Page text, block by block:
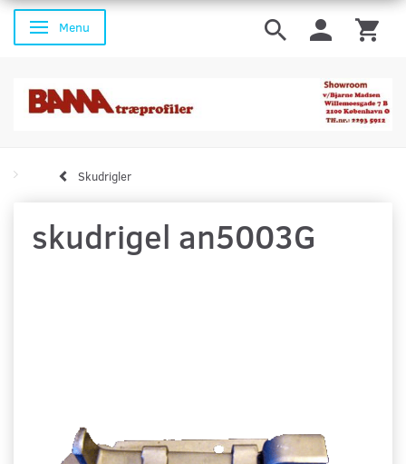
Skifte navigation
Menu
Skudrigler
skudrigel an5003G